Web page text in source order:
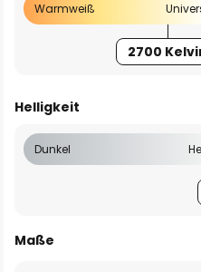
Warmweiß
2700
Helligkeit
Dunkel
Maße